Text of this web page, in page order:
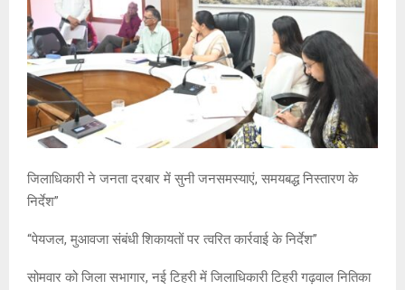
जिलाधिकारी ने जनता दरबार में सुनी जनसमस्याएं, समयबद्ध निस्तारण के
निर्देश”
“पेयजल, मुआवजा संबंधी शिकायतों पर त्वरित कार्रवाई के निर्देश”
सोमवार को जिला सभागार, नई टिहरी में जिलाधिकारी टिहरी गढ़वाल नितिका